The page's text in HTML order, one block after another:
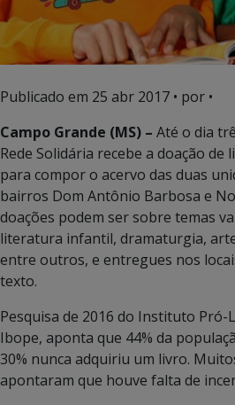
Publicado em 25 abr 2017 • por •
Campo Grande (MS) – Até o dia
Rede Solidária recebe a doação
para compor o acervo das duas
bairros Dom Antônio Barbosa e
doações podem ser sobre temas
literatura infantil, dramaturgia,
entre outros, e entregues nos
texto.
Pesquisa de 2016 do Instituto Pró-
Ibope, aponta que 44% da
30% nunca adquiriu um livro.
apontaram que houve falta de